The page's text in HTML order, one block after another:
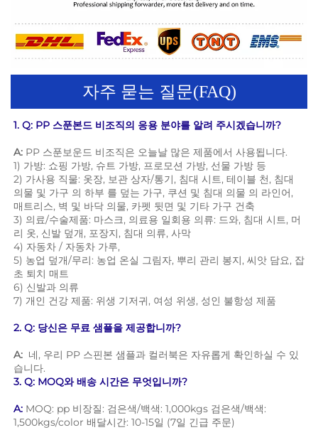
자주 묻는 질문(FAQ)
1. Q: PP 스푼본드 비조직의 응용 분야를 알려 주시겠습니까?
A: PP 스푼보운드 비조직은 오늘날 많은 제품에서 사용됩니다.
1) 가방: 쇼핑 가방, 슈트 가방, 프로모션 가방, 선물 가방 등
2) 가사용 직물: 옷장, 보관 상자/통기, 침대 시트, 테이블 천, 침대
의물 및 가구 의 하부 를 덮는 가구, 쿠션 및 침대 의물 의 라인어,
매트리스, 벽 및 바닥 의물, 카펫 뒷면 및 기타 가구 건축
3) 의료/수술제품: 마스크, 의료용 일회용 의류: 드와, 침대 시트, 머
리 옷, 신발 덮개, 포장지, 침대 의류, 사막
4) 자동차 / 자동차 가루,
5) 농업 덮개/무리: 농업 온실 그림자, 뿌리 관리 봉지, 씨앗 담요, 잡
초 퇴치 매트
6) 신발과 의류
7) 개인 건강 제품: 위생 기저귀, 여성 위생, 성인 불항성 제품
2. Q: 당신은 무료 샘플을 제공합니까?
A: 네, 우리 PP 스핀본 샘플과 컬러북은 자유롭게 확인하실 수 있
습니다.
3. Q: MOQ와 배송 시간은 무엇입니까?
A: MOQ: pp 비장질: 검은색/백색: 1,000kgs 검은색/백색:
1,500kgs/color 배달시간: 10-15일 (7일 긴급 주문)